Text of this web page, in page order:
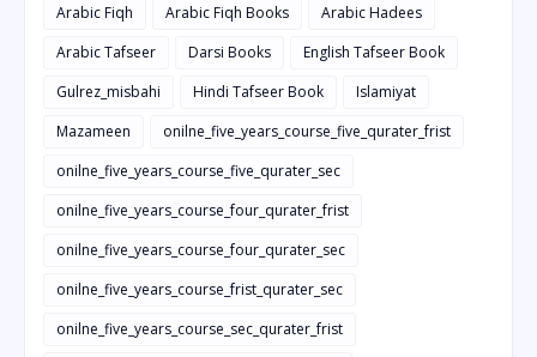
Arabic Fiqh Arabic Fiqh Books
Arabic Hadees
Arabic Tafseer
Darsi Books
English Tafseer Book
Gulrez_misbahi
Hindi Tafseer Book
Islamiyat
Mazameen
onilne_five_years_course_five_qurater_frist
onilne_five_years_course_five_qurater_sec
onilne_five_years_course_four_qurater_frist
onilne_five_years_course_four_qurater_sec
onilne_five_years_course_frist_qurater_sec
onilne_five_years_course_sec_qurater_frist